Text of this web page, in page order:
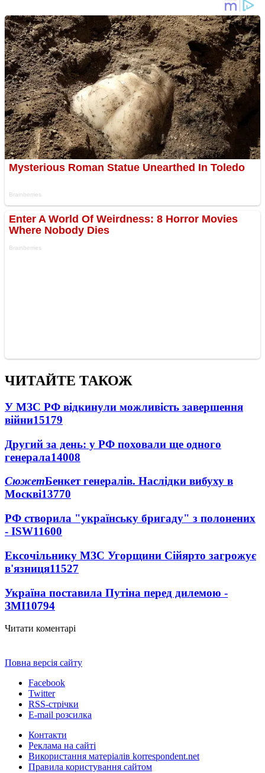
ЧИТАЙТЕ ТАКОЖ
У МЗС РФ відкинули можливість завершення
війни15179
Другий за день: у РФ поховали ще одного
генерала14008
СюжетБенкет генералів. Наслідки вибуху в
Москві13770
РФ створила "українську бригаду" з полонених
- ISW11600
Ексочільнику МЗС Угорщини Сійярто загрожує
в'язниця11527
Україна поставила Путіна перед дилемою -
ЗМІ10794
Читати коментарі
Повна версія сайту
Facebook
Twitter
RSS-стрічки
E-mail розсилка
Контакти
Реклама на сайті
Використання матеріалів korrespondent.net
Правила користування сайтом